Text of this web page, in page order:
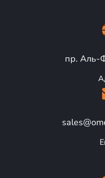
пр. Аль-